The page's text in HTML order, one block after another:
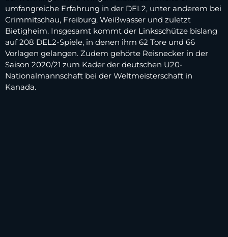
umfangreiche Erfahrung in der DEL2, unter anderem bei
Crimmitschau, Freiburg, Weißwasser und zuletzt
Bietigheim. Insgesamt kommt der Linksschütze bislang
auf 208 DEL2-Spiele, in denen ihm 62 Tore und 66
Vorlagen gelangen. Zudem gehörte Reisnecker in der
Saison 2020/21 zum Kader der deutschen U20-
Nationalmannschaft bei der Weltmeisterschaft in
Kanada.